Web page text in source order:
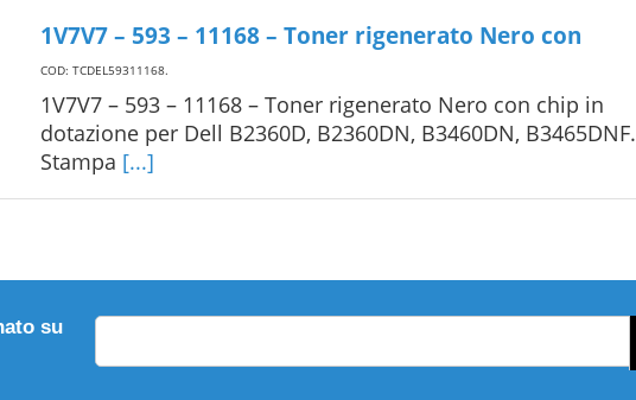
1V7V7 – 593 – 11168 – Toner rigenerato Nero con
COD: TCDEL59311168.
1V7V7 – 593 – 11168 – Toner rigenerato Nero con chip in
dotazione per Dell B2360D, B2360DN, B3460DN, B3465DNF.
Stampa [...]
su